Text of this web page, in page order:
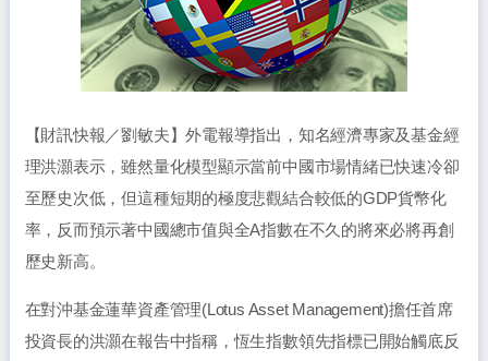
【財訊快報／劉敏夫】外電報導指出，知名經濟專家及基金經
理洪灝表示，雖然量化模型顯示當前中國市場情緒已快速冷卻
至歷史次低，但這種短期的極度悲觀結合較低的GDP貨幣化
率，反而預示著中國總市值與全A指數在不久的將來必將再創
歷史新高。
在對沖基金蓮華資產管理(Lotus Asset Management)擔任首席
投資長的洪灝在報告中指稱，恆生指數領先指標已開始觸底反